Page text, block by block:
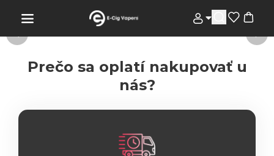
Prečo sa oplatí nakupovať u
nás?